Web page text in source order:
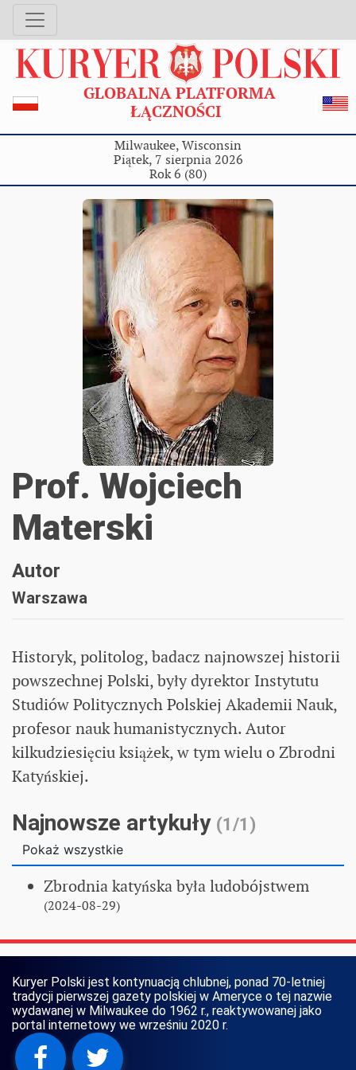
GLOBALNA PLATFORMA
ŁĄCZNOŚCI
Milwaukee, Wisconsin
Piątek, 7 sierpnia 2026
Rok 6 (80)
Prof. Wojciech
Materski
Autor
Warszawa
Historyk, politolog, badacz najnowszej historii
powszechnej Polski, były dyrektor Instytutu
Studiów Politycznych Polskiej Akademii Nauk,
profesor nauk humanistycznych. Autor
kilkudziesięciu książek, w tym wielu o Zbrodni
Katyńskiej.
Najnowsze artykuły (1/1)
Pokaż wszystkie
Zbrodnia katyńska była ludobójstwem
(2024-08-29)
Kuryer Polski jest kontynuacją chlubnej, ponad 70-letniej
tradycji pierwszej gazety polskiej w Ameryce o tej nazwie
wydawanej w Milwaukee do 1962 r., reaktywowanej jako
portal internetowy we wrześniu 2020 r.